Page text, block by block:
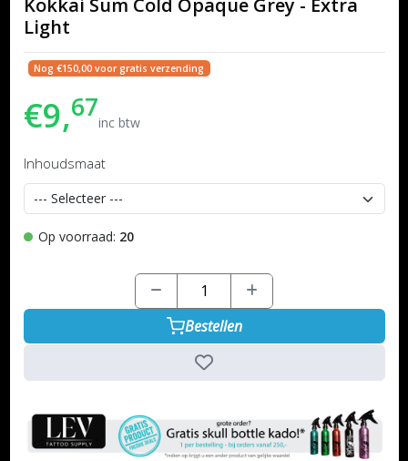
Kokkai Sum Cold Opaque Grey - Extra
Light
Nog €150,00 voor gratis verzending
€9,67inc btw
Inhoudsmaat
Op voorraad: 20
Bestellen